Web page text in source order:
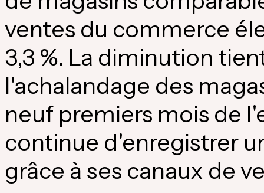
ventes du commerce
3,3 %. La diminution
l'achalandage des
neuf premiers mois de
continue d'enregistrer
grâce à ses canaux de